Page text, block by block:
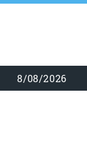
8/08/2026